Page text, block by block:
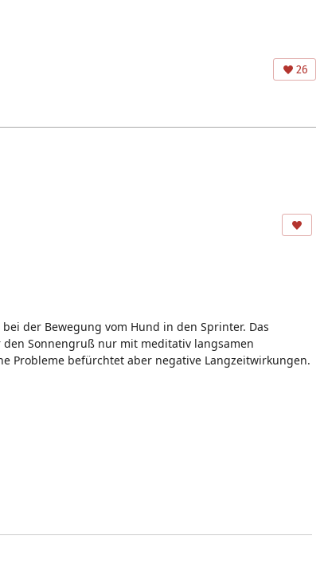
26
der Bewegung vom Hund in den Sprinter. Das
Sonnengruß nur mit meditativ langsamen
Probleme befürchtet aber negative Langzeitwirkungen.